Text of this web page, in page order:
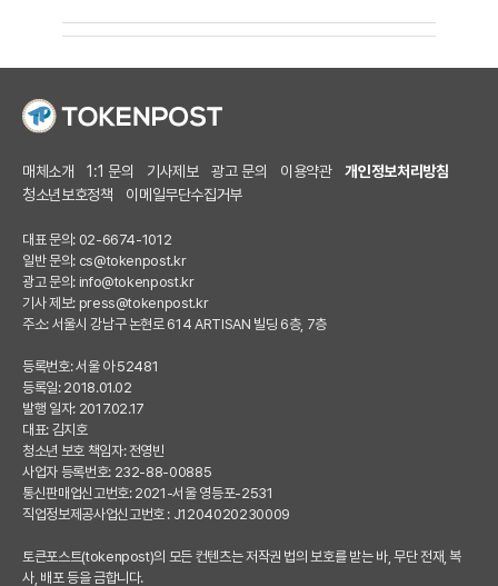
매체소개 1:1 문의 기사제보 광고 문의 이용약관
개인정보처리방침
청소년보호정책
이메일무단수집거부
대표 문의: 02-6674-1012
일반 문의: cs@tokenpost.kr
광고 문의: info@tokenpost.kr
기사 제보: press@tokenpost.kr
주소: 서울시 강남구 논현로 614 ARTISAN 빌딩 6층, 7층
등록번호: 서울 아 52481
등록일: 2018.01.02
발행 일자: 2017.02.17
대표: 김지호
청소년 보호 책임자: 전영빈
사업자 등록번호: 232-88-00885
통신판매업신고번호: 2021-서울 영등포-2531
직업정보제공사업신고번호 : J1204020230009
토큰포스트(tokenpost)의 모든 컨텐츠는 저작권 법의 보호를 받는 바, 무단 전재, 복
사, 배포 등을 금합니다.